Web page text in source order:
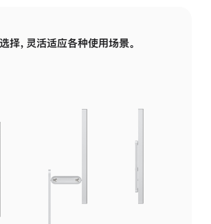
择，灵活适应各种使用场景。